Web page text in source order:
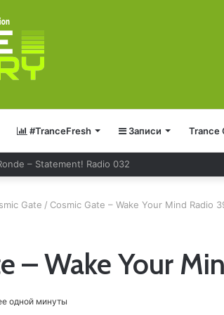
#TranceFresh Записи Trance
– Statement! Radio 032
Gate / Cosmic Gate – Wake Your Mind Radio
– Wake Your
одной минуты